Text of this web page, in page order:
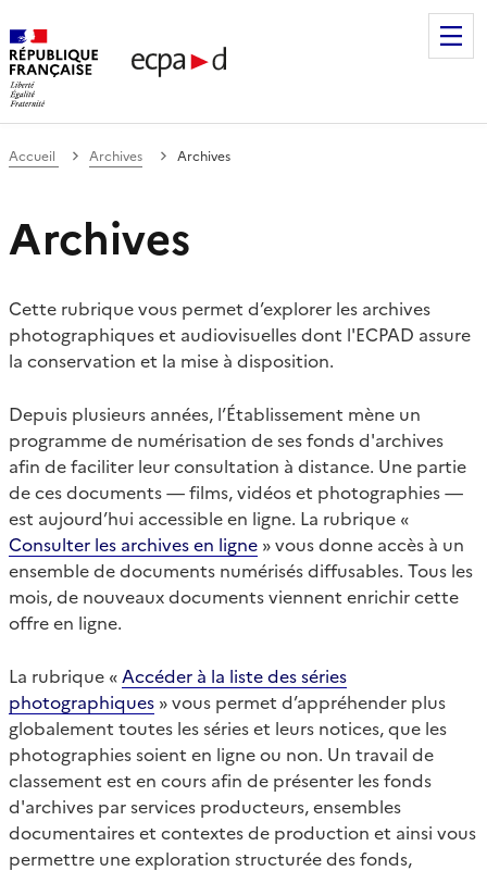
de communication et de production
Accueil Archives Archives
Archives
Cette rubrique vous permet d’explorer les archives
photographiques et audiovisuelles dont l'ECPAD assure
la conservation et la mise à disposition.
Depuis plusieurs années, l’Établissement mène un
programme de numérisation de ses fonds d'archives
afin de faciliter leur consultation à distance. Une partie
de ces documents — films, vidéos et photographies —
est aujourd’hui accessible en ligne. La rubrique «
Consulter les archives en ligne » vous donne accès à un
ensemble de documents numérisés diffusables. Tous les
mois, de nouveaux documents viennent enrichir cette
offre en ligne.
La rubrique « Accéder à la liste des séries
photographiques » vous permet d’appréhender plus
globalement toutes les séries et leurs notices, que les
photographies soient en ligne ou non. Un travail de
classement est en cours afin de présenter les fonds
d'archives par services producteurs, ensembles
documentaires et contextes de production et ainsi vous
permettre une exploration structurée des fonds,